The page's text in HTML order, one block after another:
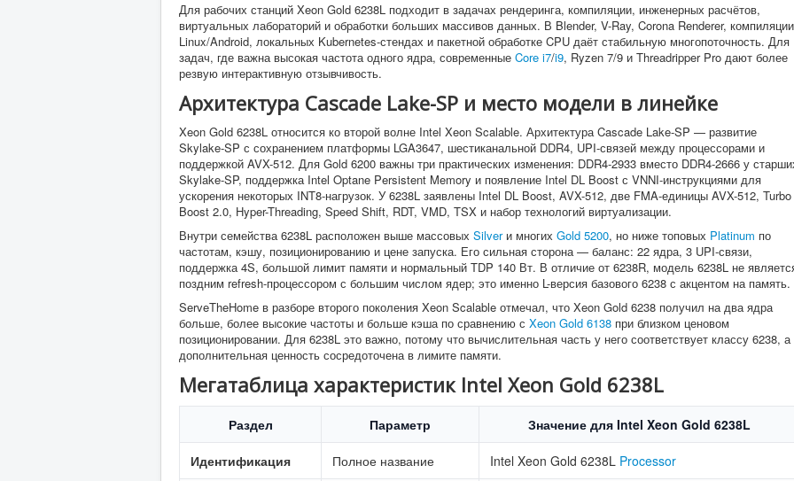
Для рабочих станций Xeon Gold 6238L подходит в задачах рендеринга, компиляции, инженерных расчётов,
виртуальных лабораторий и обработки больших массивов данных. В Blender, V-Ray, Corona Renderer, компиляции
Linux/Android, локальных Kubernetes-стендах и пакетной обработке CPU даёт стабильную многопоточность. Для
задач, где важна высокая частота одного ядра, современные Core i7/i9, Ryzen 7/9 и Threadripper Pro дают более
резвую интерактивную отзывчивость.
Архитектура Cascade Lake-SP и место модели в линейке
Xeon Gold 6238L относится ко второй волне Intel Xeon Scalable. Архитектура Cascade Lake-SP — развитие
Skylake-SP с сохранением платформы LGA3647, шестиканальной DDR4, UPI-связей между процессорами и
поддержкой AVX-512. Для Gold 6200 важны три практических изменения: DDR4-2933 вместо DDR4-2666 у
Skylake-SP, поддержка Intel Optane Persistent Memory и появление Intel DL Boost с VNNI-инструкциями для
ускорения некоторых INT8-нагрузок. У 6238L заявлены Intel DL Boost, AVX-512, две FMA-единицы AVX-512, Turbo
Boost 2.0, Hyper-Threading, Speed Shift, RDT, VMD, TSX и набор технологий виртуализации.
Внутри семейства 6238L расположен выше массовых Silverи многих Gold 5200, но ниже топовых Platinum по
частотам, кэшу, позиционированию и цене запуска. Его сильная сторона — баланс: 22 ядра, 3 UPI-связи,
поддержка 4S, большой лимит памяти и нормальный TDP 140 Вт. В отличие от 6238R, модель 6238L не
поздним refresh-процессором с большим числом ядер; это именно L-версия базового 6238 с акцентом на память.
ServeTheHome в разборе второго поколения Xeon Scalable отмечал, что Xeon Gold 6238 получил на два ядра
больше, более высокие частоты и больше кэша по сравнению с Xeon Gold 6138 при близком ценовом
позиционировании. Для 6238L это важно, потому что вычислительная часть у него соответствует классу 6238, а
дополнительная ценность сосредоточена в лимите памяти.
Мегатаблица характеристик Intel Xeon Gold 6238L
Раздел Параметр Значение для Intel Xeon Gold 6238L
Идентификация Полное название Intel Xeon Gold 6238L Processor